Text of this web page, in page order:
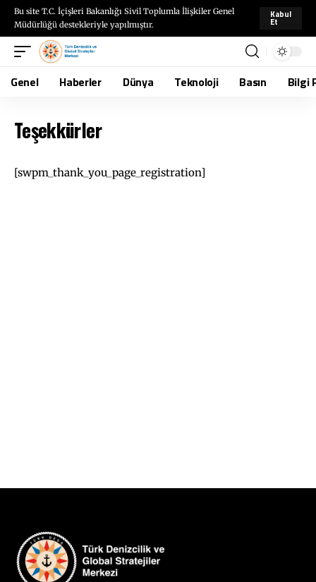
Bu site T.C. İçişleri Bakanlığı Sivil Toplumla İlişkiler Genel
Müdürlüğü destekleriyle yapılmıştır.
Kabul
Et
Genel Haberler Dünya Teknoloji Basın Bilgi
Teşekkürler
[swpm_thank_you_page_registration]